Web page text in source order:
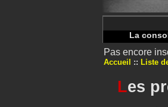
La
Pas encore
Accueil Liste
Les